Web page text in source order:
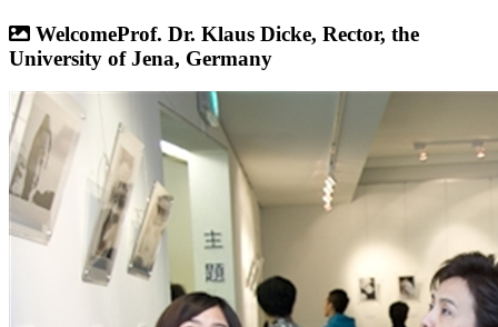
WelcomeProf. Dr. Klaus Dicke, Rector, the
University of Jena, Germany